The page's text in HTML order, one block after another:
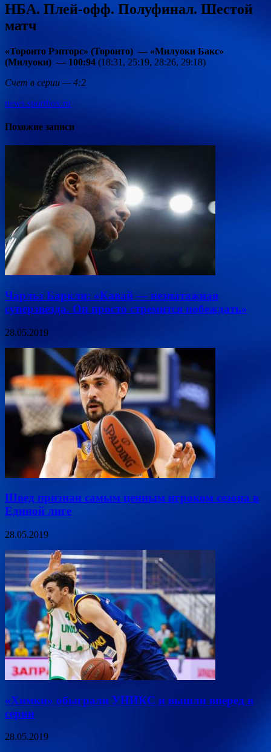
НБА. Плей-офф. Полуфинал. Шестой
матч
«Торонто Рэпторс» (Торонто) — «Милуоки Бакс»
(Милуоки) — 100:94 (18:31, 25:19, 28:26, 29:18)
Счет в серии — 4:2
news.sportbox.ru
Похожие записи
Чарльз Баркли: «Кавай — неэпатажная
суперзвезда. Он просто стремится побеждать»
28.05.2019
Швед признан самым ценным игроком сезона в
Единой лиге
28.05.2019
«Химки» обыграли УНИКС и вышли вперед в
серии
28.05.2019